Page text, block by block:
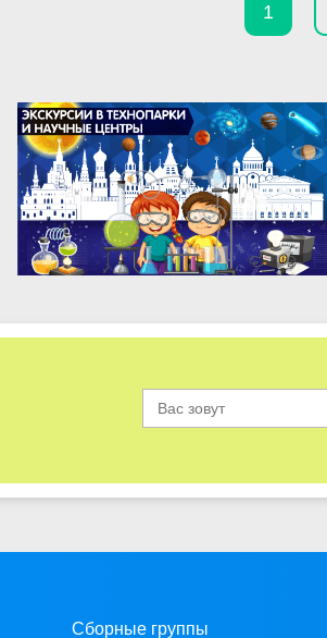
1
Сборные группы